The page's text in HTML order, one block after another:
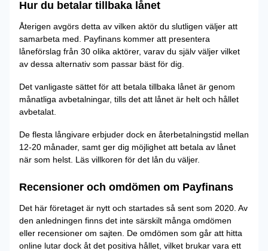
Hur du betalar tillbaka lånet
Återigen avgörs detta av vilken aktör du slutligen väljer att
samarbeta med. Payfinans kommer att presentera
låneförslag från 30 olika aktörer, varav du själv väljer vilket
av dessa alternativ som passar bäst för dig.
Det vanligaste sättet för att betala tillbaka lånet är genom
månatliga avbetalningar, tills det att lånet är helt och hållet
avbetalat.
De flesta långivare erbjuder dock en återbetalningstid mellan
12-20 månader, samt ger dig möjlighet att betala av lånet
när som helst. Läs villkoren för det lån du väljer.
Recensioner och omdömen om Payfinans
Det här företaget är nytt och startades så sent som 2020. Av
den anledningen finns det inte särskilt många omdömen
eller recensioner om sajten. De omdömen som går att hitta
online lutar dock åt det positiva hållet, vilket brukar vara ett